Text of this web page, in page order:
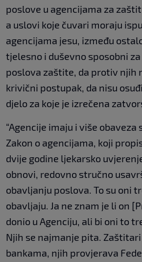
poslove u agencijama za
a uslovi koje čuvari moraju
agencijama jesu, između
tjelesno i duševno sposobni
poslova zaštite, da protiv njih
krivični postupak, da nisu
djelo za koje je izrečena
“Agencije imaju i više obaveza
Zakon o agencijama, koji
dvije godine ljekarsko
obnovi, redovno stručno
obavljanju poslova. To su oni
obavljaju. Ja ne znam je li on
donio u Agenciju, ali bi oni to
Njih se najmanje pita. Zaštitari
bankama, njih provjerava